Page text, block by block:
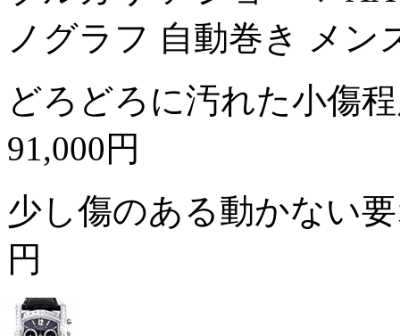
ノグラフ 自動巻き メン
どろどろに汚れた小傷
91,000円
少し傷のある動かない
円